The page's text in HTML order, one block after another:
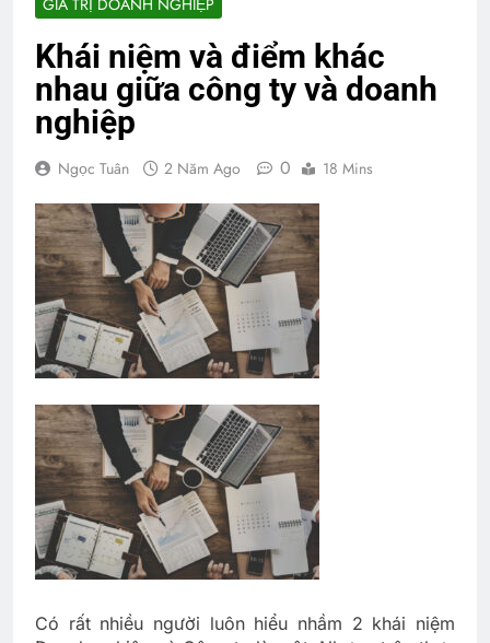
Khái niệm và điểm khác
nhau giữa công ty và doanh
nghiệp
Ngọc Tuân 2 Năm Ago 0 18 Mins
Có rất nhiều người luôn hiểu nhầm 2 khái niệm